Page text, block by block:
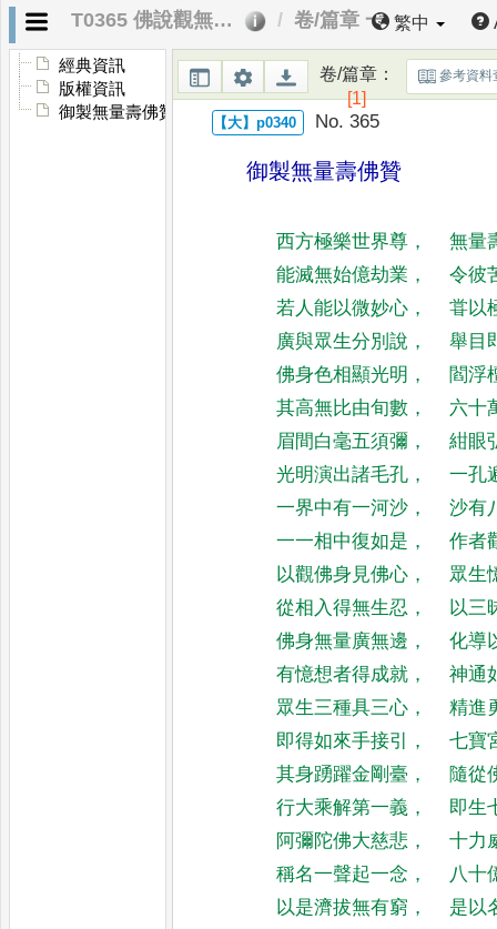
T0365 佛說觀無量壽佛經 卷/篇章 一 繁中
經典資訊
版權資訊
御製無量壽佛贊
卷/篇章：
[1]
參考資料
No. 365
御製無量壽佛贊
西方極樂世界尊 ，
無量
能滅無始億劫業 ，
令彼
若人能以微妙心 ，
甞以
廣與眾生分別說 ，
舉目
佛身色相顯光明 ，
閻浮
其高無比由旬數 ，
六十
眉間白毫五須彌 ，
紺眼
光明演出諸毛孔 ，
一孔
一界中有一河沙 ，
沙有
一一相中復如是 ，
作者
以觀佛身見佛心 ，
眾生
從相入得無生忍 ，
以三
佛身無量廣無邊 ，
化導
有憶想者得成就 ，
神通
眾生三種具三心 ，
精進
即得如來手接引
，
七寶
其身踴躍金剛臺 ，
隨從
行大乘解第一義 ，
即生
阿彌陀佛大慈悲 ，
十力
稱名一聲起一念 ，
八十
以是濟拔無有窮 ，
是以